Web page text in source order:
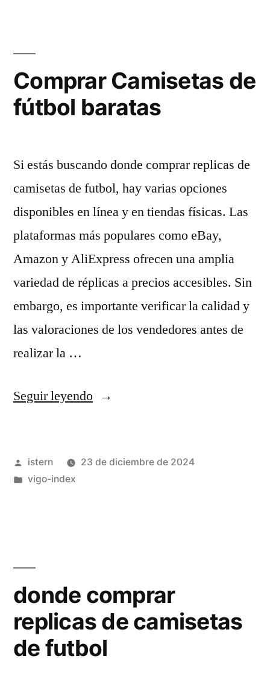
Comprar Camisetas de
fútbol baratas
Si estás buscando donde comprar replicas de
camisetas de futbol, hay varias opciones
disponibles en línea y en tiendas físicas. Las
plataformas más populares como eBay,
Amazon y AliExpress ofrecen una amplia
variedad de réplicas a precios accesibles. Sin
embargo, es importante verificar la calidad y
las valoraciones de los vendedores antes de
realizar la …
Seguir leyendo«Comprar
fútbol
Publicado
por
istern
23 de diciembre de 2024
Publicado
vigo-index
donde comprar
replicas de camisetas
de futbol